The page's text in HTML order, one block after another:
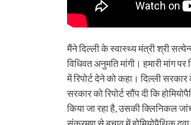
मैंने दिल्ली के स्वास्थ्य मंत्री श्री
विधिवत अनुमति मांगी। हमारी मांग
में रिपोर्ट देने को कहा। दिल्ली
सरकार को रिपोर्ट सौंप दी कि
किया जा रहा है, उसकी क्लिनिकल